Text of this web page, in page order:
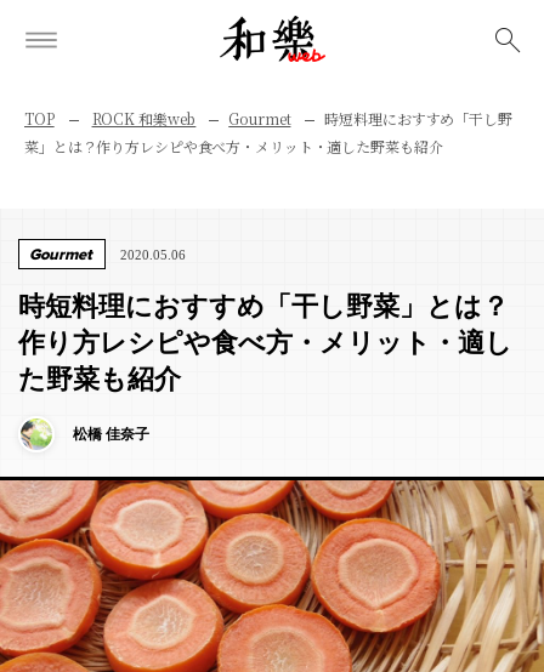
TOP ROCK 和樂web Gourmet
時短料理におすすめ「干し野
菜」とは？作り方レシピや食べ方・メリット・適した野菜も紹介
Gourmet 2020.05.06
時短料理におすすめ「干し野菜」とは？
作り方レシピや食べ方・メリット・適し
た野菜も紹介
松橋 佳奈子